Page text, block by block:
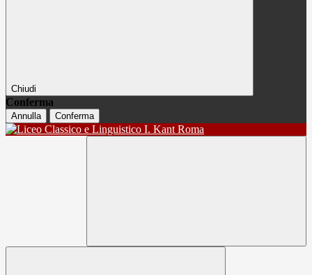
Chiudi
Conferma
Annulla Conferma